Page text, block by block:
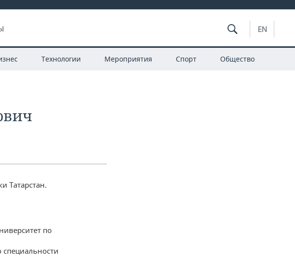
EN
Технологии Мероприятия Спорт Общество
Татарстан.
по